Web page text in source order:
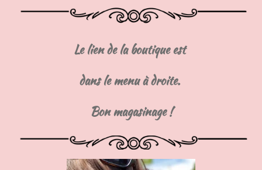
Le lien de la boutique est
dans le menu à droite.
Bon magasinage !